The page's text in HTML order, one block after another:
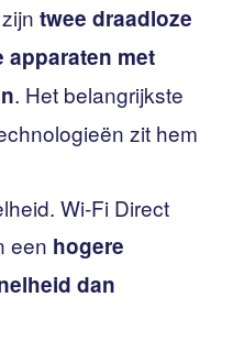
twee draadloze
apparaten met
. Het belangrijkste
zit hem
Wi-Fi Direct
een hogere
dan